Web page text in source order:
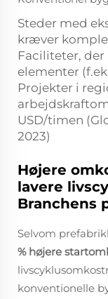
Steder med
kræver
Faciliteter,
elementer
Projekter i
USD/timen
2023)
Højere
lavere
Branchens
Selvom
% højere
konventionelle